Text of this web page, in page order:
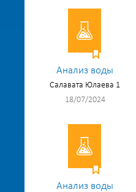
Анализ воды
Салавата Юлаева 1
18/07/2024
Анализ воды